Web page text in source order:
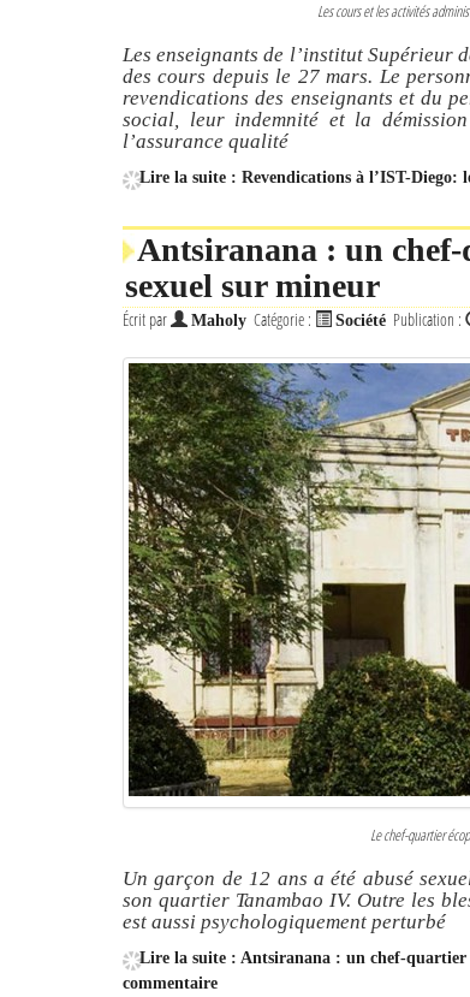
Les cours et les activités
Les enseignants de l’institut Supérieur
des cours depuis le 27 mars. Le
revendications des enseignants et du
social, leur indemnité et la
l’assurance qualité
Lire la suite : Revendications à l’IST-Diego:
Antsiranana : un
sexuel sur mineur
Écrit par Maholy Catégorie : Société Publication :
Le chef-quartier
Un garçon de 12 ans a été abusé
son quartier Tanambao IV. Outre les
est aussi psychologiquement perturbé
Lire la suite : Antsiranana : un chef-quartier
commentaire